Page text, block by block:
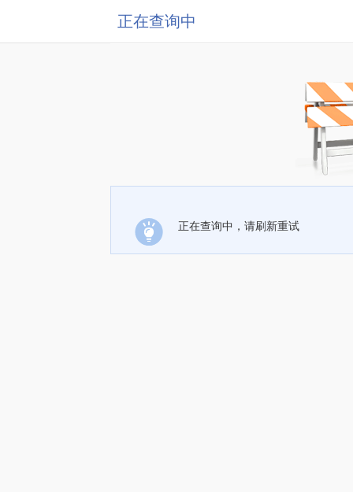
正在查询中
正在查询中，请刷新重试